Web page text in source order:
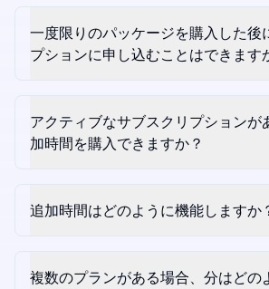
一度限りのパッケージを購入した後
プションに申し込むことはできます
アクティブなサブスクリプションが
加時間を購入できますか？
追加時間はどのように機能しますか
複数のプランがある場合、分はどの